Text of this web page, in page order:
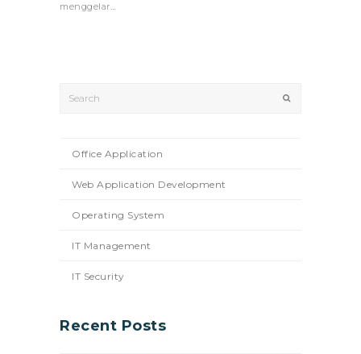
menggelar…
Office Application
Web Application Development
Operating System
IT Management
IT Security
Recent Posts